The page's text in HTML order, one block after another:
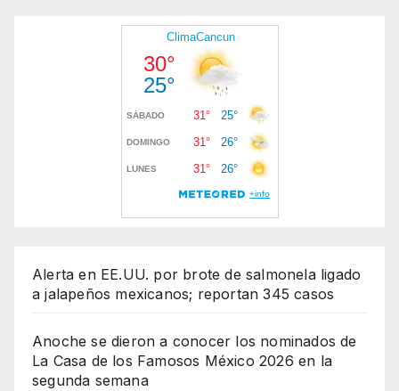
Alerta en EE.UU. por brote de salmonela ligado
a jalapeños mexicanos; reportan 345 casos
Anoche se dieron a conocer los nominados de
La Casa de los Famosos México 2026 en la
segunda semana